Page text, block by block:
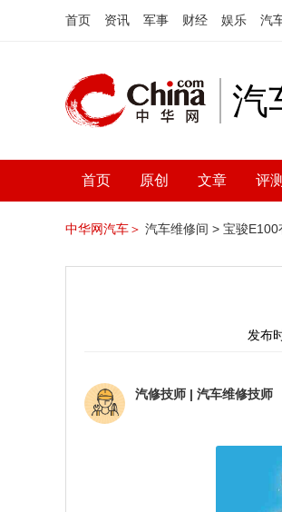
首页 资讯 军事 财经 娱乐 汽
汽
首页 原创 文章 评测
中华网汽车＞ 汽车维修间 > 宝骏E100
发布
汽修技师 | 汽车维修技师